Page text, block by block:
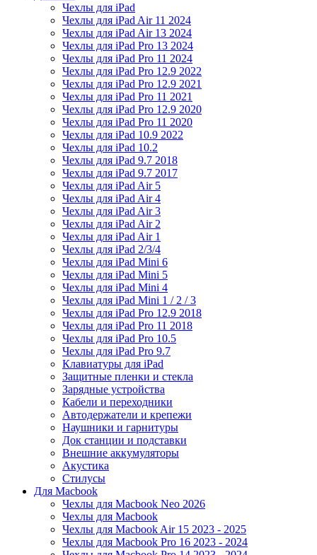
Чехлы для iPad
Чехлы для iPad Air 11 2024
Чехлы для iPad Air 13 2024
Чехлы для iPad Pro 13 2024
Чехлы для iPad Pro 11 2024
Чехлы для iPad Pro 12.9 2022
Чехлы для iPad Pro 12.9 2021
Чехлы для iPad Pro 11 2021
Чехлы для iPad Pro 12.9 2020
Чехлы для iPad Pro 11 2020
Чехлы для iPad 10.9 2022
Чехлы для iPad 10.2
Чехлы для iPad 9.7 2018
Чехлы для iPad 9.7 2017
Чехлы для iPad Air 5
Чехлы для iPad Air 4
Чехлы для iPad Air 3
Чехлы для iPad Air 2
Чехлы для iPad Air 1
Чехлы для iPad 2/3/4
Чехлы для iPad Mini 6
Чехлы для iPad Mini 5
Чехлы для iPad Mini 4
Чехлы для iPad Mini 1 / 2 / 3
Чехлы для iPad Pro 12.9 2018
Чехлы для iPad Pro 11 2018
Чехлы для iPad Pro 10.5
Чехлы для iPad Pro 9.7
Клавиатуры для iPad
Защитные пленки и стекла
Зарядные устройства
Кабели и переходники
Автодержатели и крепежи
Наушники и гарнитуры
Док станции и подставки
Внешние аккумуляторы
Акустика
Стилусы
Для Macbook
Чехлы для Macbook Neo 2026
Чехлы для Macbook
Чехлы для Macbook Air 15 2023 - 2025
Чехлы для Macbook Pro 16 2023 - 2024